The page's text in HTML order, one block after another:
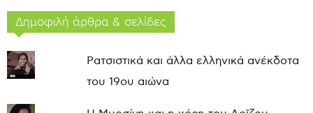
Δημοφιλή άρθρα & σελίδες
Ρατσιστικά και άλλα ελληνικά ανέκδοτα
του 19ου αιώνα